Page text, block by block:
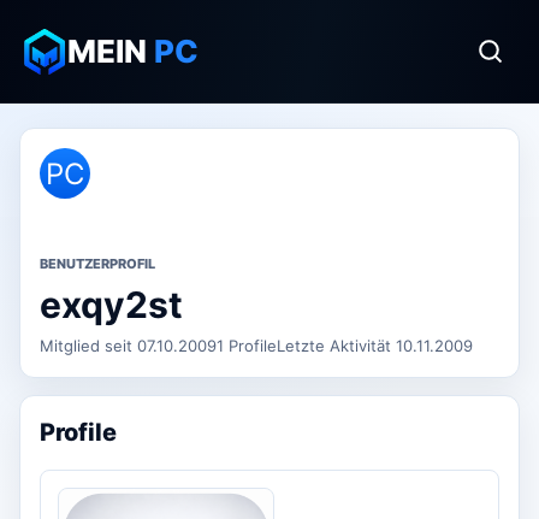
MEIN PC
PC
BENUTZERPROFIL
exqy2st
Mitglied seit 07.10.20091 ProfileLetzte Aktivität 10.11.2009
Profile